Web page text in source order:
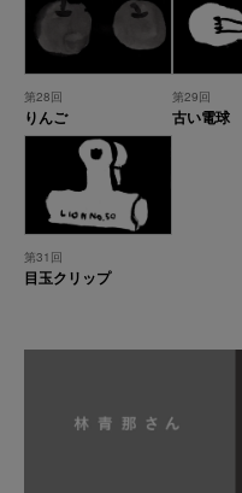
第28回
りんご
第29回
古い電球
第31回
目玉クリップ